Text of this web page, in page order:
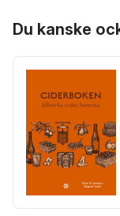
Du kanske